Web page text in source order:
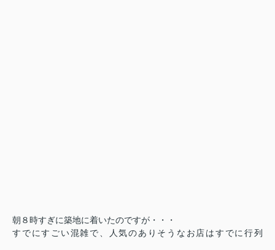
朝８時すぎに築地に着いたのですが・・・
すでにすごい混雑で、人気のありそうなお店はすでに行列